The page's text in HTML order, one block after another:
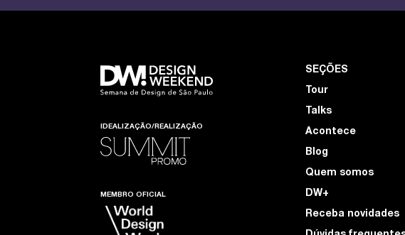
IDEALIZAÇÃO/REALIZAÇÃO
MEMBRO OFICIAL
SEÇÕES
Tour
Talks
Acontece
Blog
Quem somos
DW+
Receba novidades